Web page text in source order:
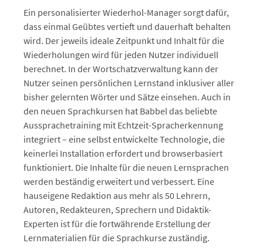
Ein personalisierter Wiederhol-Manager sorgt dafür,
dass einmal Geübtes vertieft und dauerhaft behalten
wird. Der jeweils ideale Zeitpunkt und Inhalt für die
Wiederholungen wird für jeden Nutzer individuell
berechnet. In der Wortschatzverwaltung kann der
Nutzer seinen persönlichen Lernstand inklusiver aller
bisher gelernten Wörter und Sätze einsehen. Auch in
den neuen Sprachkursen hat Babbel das beliebte
Aussprachetraining mit Echtzeit-Spracherkennung
integriert – eine selbst entwickelte Technologie, die
keinerlei Installation erfordert und browserbasiert
funktioniert. Die Inhalte für die neuen Lernsprachen
werden beständig erweitert und verbessert. Eine
hauseigene Redaktion aus mehr als 50 Lehrern,
Autoren, Redakteuren, Sprechern und Didaktik-
Experten ist für die fortwährende Erstellung der
Lernmaterialien für die Sprachkurse zuständig.